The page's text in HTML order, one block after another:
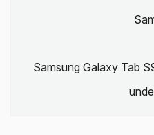
Samsung Galaxy Tab